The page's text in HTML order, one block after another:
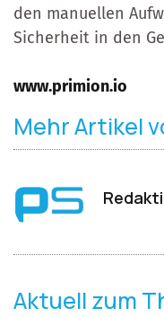
den manuellen
Sicherheit in den
www.primion.io
Mehr Artikel
Aktuell zum